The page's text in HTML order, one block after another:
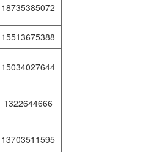
18735385072
15513675388
15034027644
1322644666
13703511595